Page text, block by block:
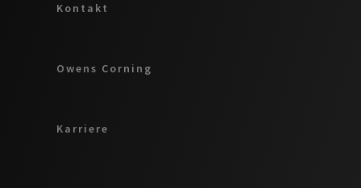
Kontakt
Owens Corning
Karriere